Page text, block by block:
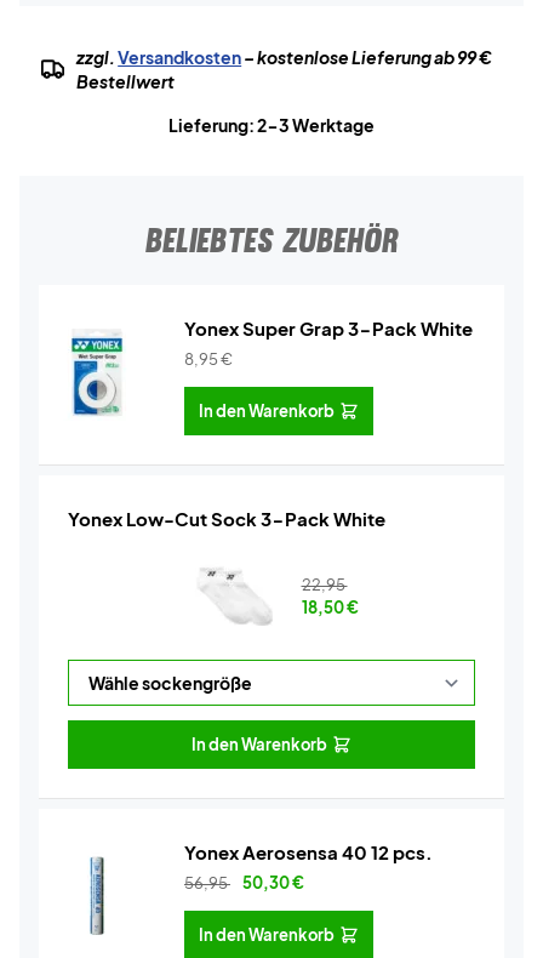
zzgl.Versandkosten– kostenlose Lieferung ab 99 €
Bestellwert
Lieferung: 2-3 Werktage
BELIEBTES ZUBEHÖR
Yonex Super Grap 3-Pack White
8,95€
In den Warenkorb
Yonex Low-Cut Sock 3-Pack White
22,95
18,50€
In den Warenkorb
Yonex Aerosensa 40 12 pcs.
56,95 50,30€
In den Warenkorb